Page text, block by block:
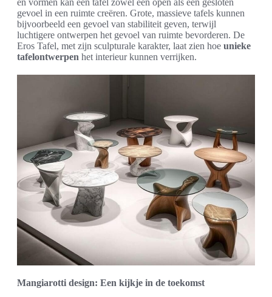
en vormen kan een tafel zowel een open als een gesloten
gevoel in een ruimte creëren. Grote, massieve tafels kunnen
bijvoorbeeld een gevoel van stabiliteit geven, terwijl
luchtigere ontwerpen het gevoel van ruimte bevorderen. De
Eros Tafel, met zijn sculpturale karakter, laat zien hoe unieke
tafelontwerpen het interieur kunnen verrijken.
Mangiarotti design: Een kijkje in de toekomst